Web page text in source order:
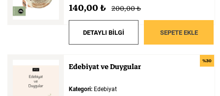
140,00 ₺ 200,00 ₺
DETAYLI BİLGİ SEPETE EKLE
%30
EdebiyatveDuygular
Kategori: Edebiyat